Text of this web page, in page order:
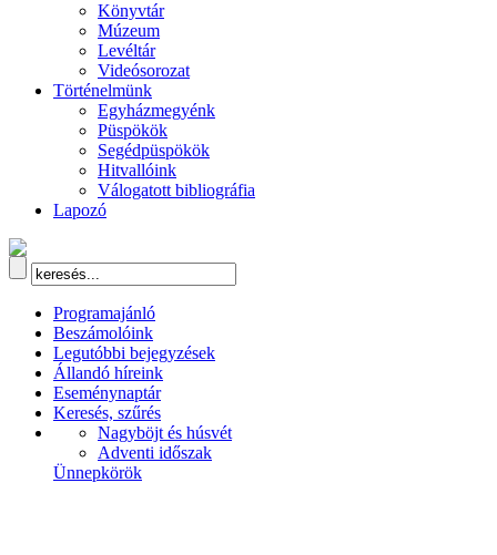
Könyvtár
Múzeum
Levéltár
Videósorozat
Történelmünk
Egyházmegyénk
Püspökök
Segédpüspökök
Hitvallóink
Válogatott bibliográfia
Lapozó
Programajánló
Beszámolóink
Legutóbbi bejegyzések
Állandó híreink
Eseménynaptár
Keresés, szűrés
Nagyböjt és húsvét
Adventi időszak
Ünnepkörök